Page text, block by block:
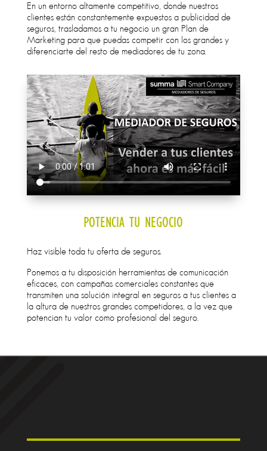
En un entorno altamente competitivo, donde nuestros
clientes están constantemente expuestos a publicidad de
seguros, trasladamos a tu negocio un gran Plan de
Marketing para que puedas competir con los grandes y
diferenciarte del resto de mediadores de tu zona.
POTENCIA TU NEGOCIO
Haz visible toda tu oferta de seguros.
Ponemos a tu disposición herramientas de comunicación
eficaces, con campañas comerciales constantes que
transmiten una solución integral en seguros a tus clientes a
la altura de nuestros grandes competidores, a la vez que
potencian tu valor como profesional del seguro.